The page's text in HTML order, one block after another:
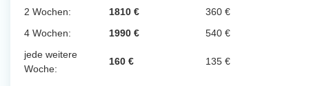
2 Wochen: 1810 €
360 €
4 Wochen:
1990 €
540 €
jede weitere
Woche:
160 € 135 €